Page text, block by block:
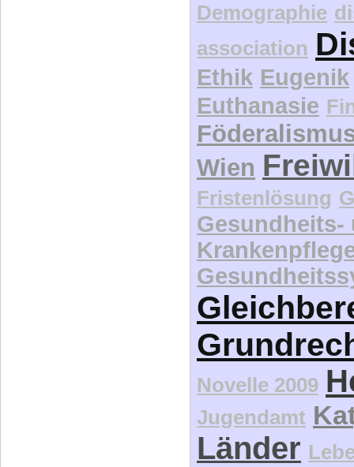
Demographie
association
Ethik Eugenik
Euthanasie
Wien
Fristenlösung
Gesundheits-
Novelle 2009
Jugendamt
Länder